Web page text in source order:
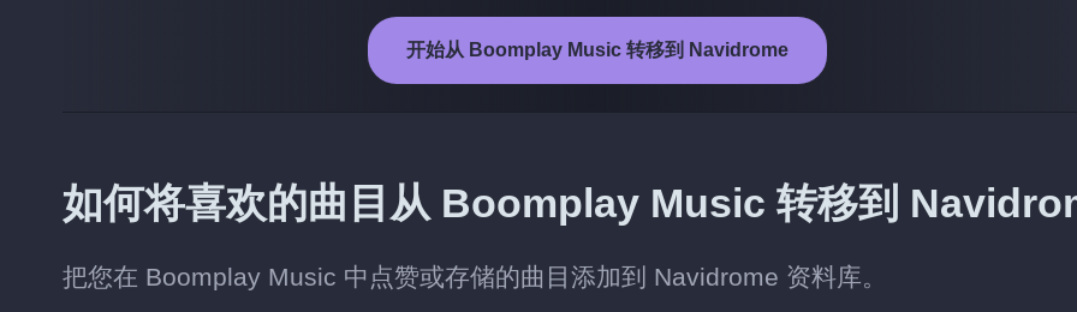
开始从 Boomplay Music 转移到 Navidrome
如何将喜欢的曲目从 Boomplay Music 转移到
把您在 Boomplay Music 中点赞或存储的曲目添加到 Navidrome 资料库。